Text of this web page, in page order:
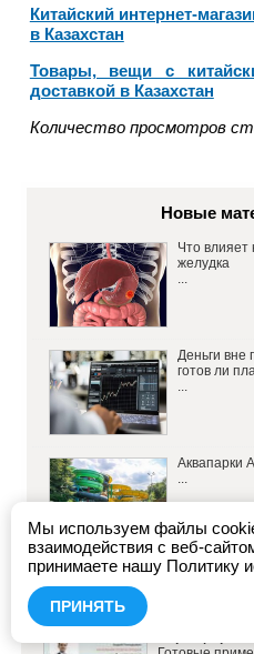
Китайский интернет-
в Казахстан
Товары, вещи с
доставкой в Казахстан
Количество просмотров
Новые
Что влияет
желудка
Деньги вне
готов ли
Аквапарки
Популярные
Мы используем файлы
взаимодействия с веб-
принимаете нашу Политику
ПРИНЯТЬ